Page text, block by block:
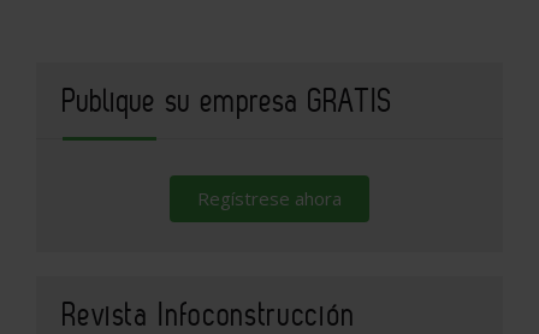
Publique su empresa GRATIS
Regístrese ahora
Revista Infoconstrucción